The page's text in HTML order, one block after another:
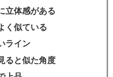
立体感がある
く似ている
ライン
ると似た角度